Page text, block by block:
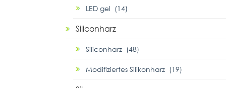
LED gel (14)
Siliconharz
Siliconharz (48)
Modifiziertes Silikonharz (19)